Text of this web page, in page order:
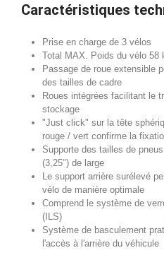
Caractéristiques
Prise en charge de 3 vélos
Total MAX. Poids du vélo 58
Passage de roue extensible
des tailles de cadre
Roues intégrées facilitant le
stockage
"Just click" sur la tête
rouge / vert confirme la
Supporte des tailles de
(3,25") de large
Le support arrière surélevé
vélo de manière optimale
Comprend le système de
(ILS)
Système de basculement
l'accès à l'arrière du véhicule